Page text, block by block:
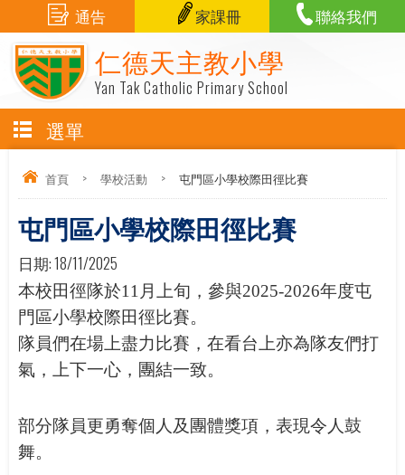
仁德天主教小學
Yan Tak Catholic Primary School
通告 家課冊 聯絡我們
選單
首頁 > 學校活動 > 屯門區小學校際田徑比賽
屯門區小學校際田徑比賽
日期:18/11/2025
本校田徑隊於11 月上旬，參與2025-2026年度屯
門區小學校際田徑比賽。
隊員們在場上盡力比賽，在看台上亦為隊友們打
氣，上下一心，團結一致。
部分隊員更勇奪個人及團體獎項，表現令人鼓
舞。